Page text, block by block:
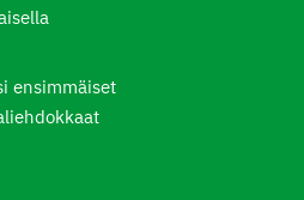
ensimmäiset